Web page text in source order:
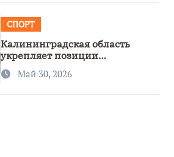
СПОРТ
Калининградская область
укрепляет позиции
спортивного региона
Май 30, 2026